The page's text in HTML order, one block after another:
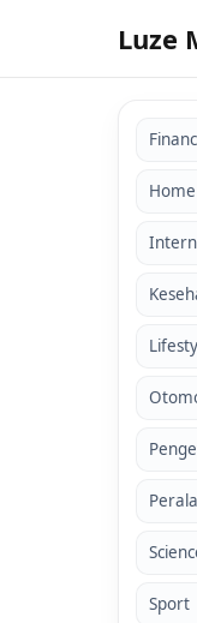
Luze
Home
Sport